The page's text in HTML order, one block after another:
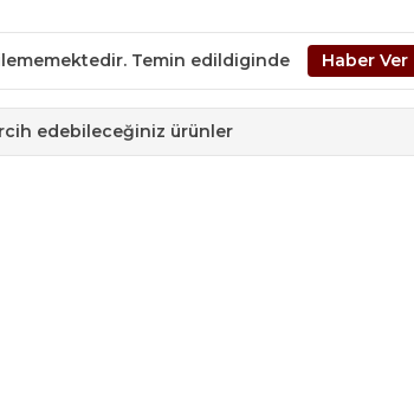
Temin edildiginde
edebileceğiniz ürünler